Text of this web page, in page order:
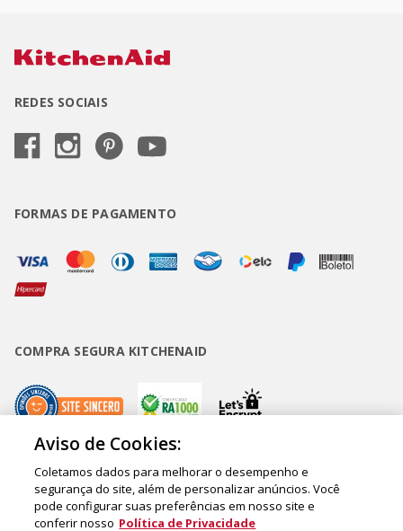
REDES SOCIAIS
FORMAS DE PAGAMENTO
COMPRA SEGURA KITCHENAID
Copyright • BUD Comércio de Eletrodomésticos Ltda. ® 2020 - CNPJ
62.058.318/0007-76. - Inscrição Municipal/Estadual 148.044.198.118 Sede:
Rua Olympia Semeraro, 675 - Jardim Santa Emília - CEP 04183-090 - São
Aviso de Cookies:
Coletamos dados para melhorar o desempenho e
segurança do site, além de personalizar anúncios. Você
pode configurar suas preferências em nosso site e
conferir nosso Política de Privacidade